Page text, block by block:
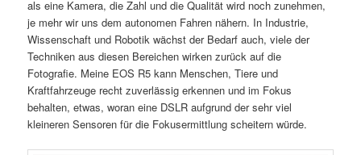
als eine Kamera, die Zahl und die Qualität wird noch zunehmen,
je mehr wir uns dem autonomen Fahren nähern. In Industrie,
Wissenschaft und Robotik wächst der Bedarf auch, viele der
Techniken aus diesen Bereichen wirken zurück auf die
Fotografie. Meine EOS R5 kann Menschen, Tiere und
Kraftfahrzeuge recht zuverlässig erkennen und im Fokus
behalten, etwas, woran eine DSLR aufgrund der sehr viel
kleineren Sensoren für die Fokusermittlung scheitern würde.